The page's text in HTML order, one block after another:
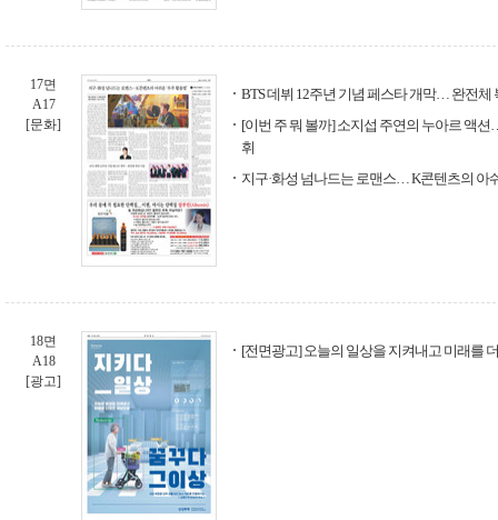
17면
A17
[문화]
BTS 데뷔 12주년 기념 페스타 개막… 완전체
[이번 주 뭐 볼까] 소지섭 주연의 누아르 액
휘
지구·화성 넘나드는 로맨스… K콘텐츠의 아
18면
A18
[광고]
[전면광고] 오늘의 일상을 지켜내고 미래를